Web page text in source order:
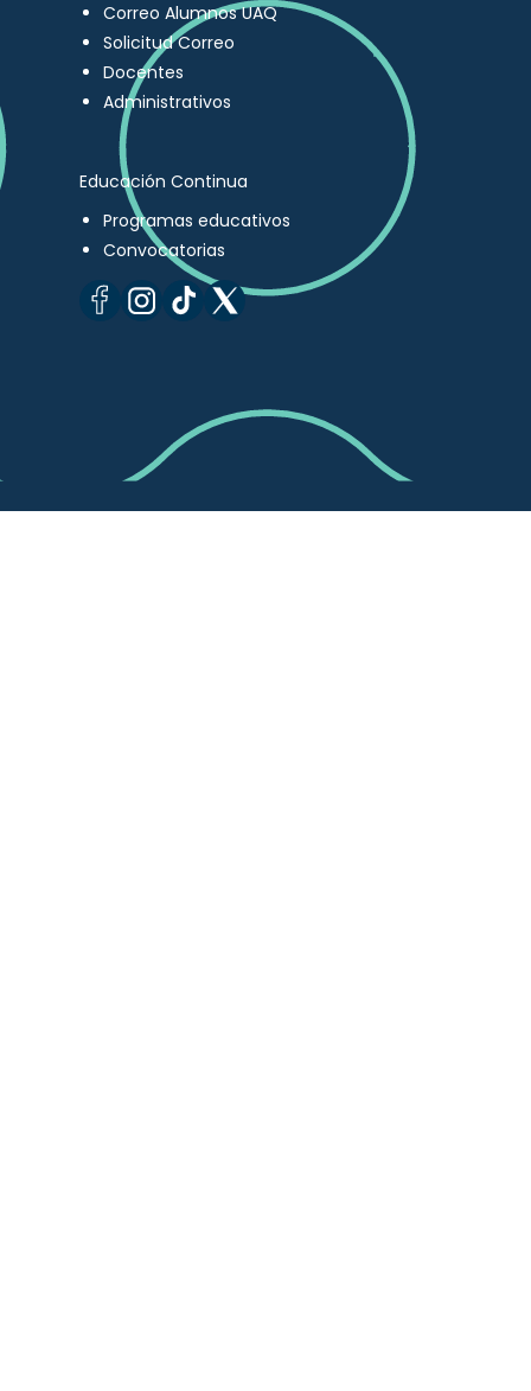
Correo Alumnos UAQ
Solicitud Correo
Docentes
Administrativos
Educación Continua
Programas educativos
Convocatorias